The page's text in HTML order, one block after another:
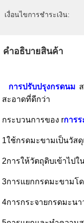
เงื่อนไขการชำระเงิน:
คําอธิบายสินค้า
การปรับปรุงกรดนม
สะอาดที่ดีกว่า
กระบวนการของ rการ
1ใช้กรดมะขามเป็นวัส
2การให้วัตถุดิบเข้าไปใ
3การแยกกรดมะขามโ
4การกระจายกรดมะน